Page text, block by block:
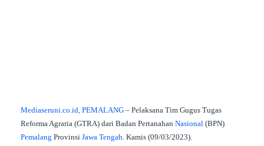
Mediaseruni.co.id, PEMALANG – Pelaksana Tim Gugus Tugas
Reforma Agraria (GTRA) dari Badan Pertanahan Nasional (BPN)
Pemalang Provinsi Jawa Tengah . Kamis (09/03/2023).